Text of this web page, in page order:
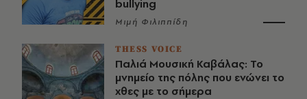
bullying
Μιμή Φιλιππίδη
THESS VOICE
Παλιά Μουσική Καβάλας: Το
μνημείο της πόλης που ενώνει το
χθες με το σήμερα